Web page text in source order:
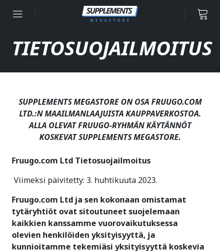
Siirry sisältöön
TIETOSUOJAILMOITUS
SUPPLEMENTS MEGASTORE ON OSA FRUUGO.COM
LTD.:N MAAILMANLAAJUISTA KAUPPAVERKOSTOA.
ALLA OLEVAT FRUUGO-RYHMÄN KÄYTÄNNÖT
KOSKEVAT SUPPLEMENTS MEGASTORE.
Fruugo.com Ltd Tietosuojailmoitus
Viimeksi päivitetty: 3. huhtikuuta 2023.
Fruugo.com Ltd ja sen kokonaan omistamat
tytäryhtiöt ovat sitoutuneet suojelemaan
kaikkien kanssamme vuorovaikutuksessa
olevien henkilöiden yksityisyyttä, ja
kunnioitamme tekemiäsi yksityisyyttä koskevia